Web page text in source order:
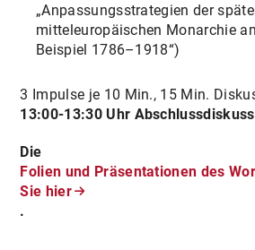
„Anpassungsstrategien der
mitteleuropäischen Monarchie
Beispiel 1786–1918“)
3 Impulse je 10 Min., 15 Min.
13:00-13:30 Uhr
Die
Folien und Präsentationen des
Sie hier
.